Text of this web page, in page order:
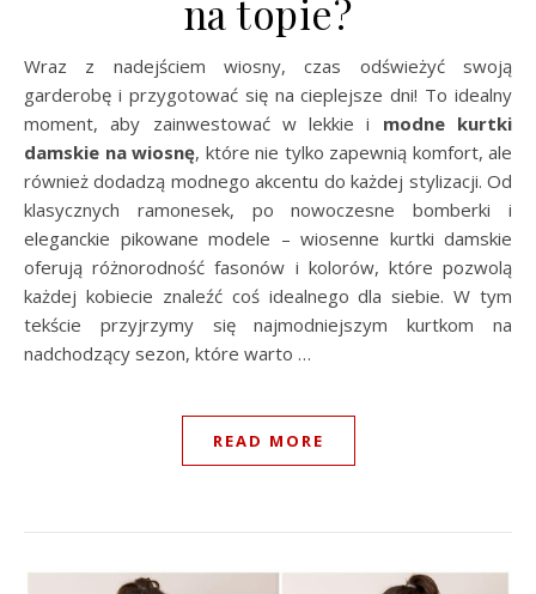
na topie?
Wraz z nadejściem wiosny, czas odświeżyć swoją
garderobę i przygotować się na cieplejsze dni! To idealny
moment, aby zainwestować w lekkie i modne kurtki
damskie na wiosnę, które nie tylko zapewnią komfort, ale
również dodadzą modnego akcentu do każdej stylizacji. Od
klasycznych ramonesek, po nowoczesne bomberki i
eleganckie pikowane modele – wiosenne kurtki damskie
oferują różnorodność fasonów i kolorów, które pozwolą
każdej kobiecie znaleźć coś idealnego dla siebie. W tym
tekście przyjrzymy się najmodniejszym kurtkom na
nadchodzący sezon, które warto …
READ MORE